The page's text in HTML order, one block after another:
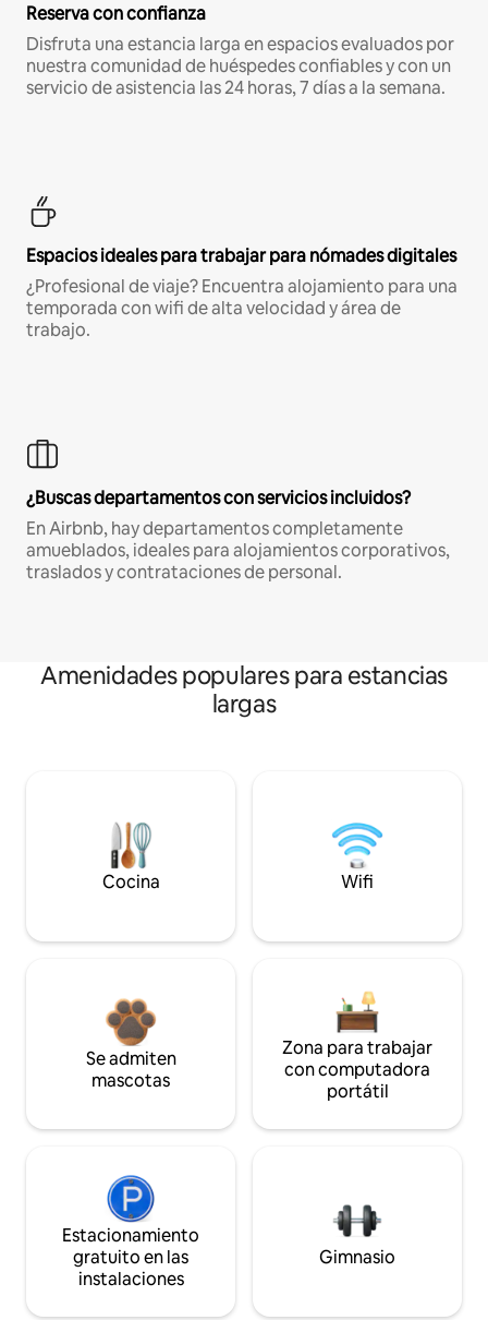
Reserva con confianza
Disfruta una estancia larga en espacios evaluados por
nuestra comunidad de huéspedes confiables y con un
servicio de asistencia las 24 horas, 7 días a la semana.
Espacios ideales para trabajar para nómades digitales
¿Profesional de viaje? Encuentra alojamiento para una
temporada con wifi de alta velocidad y área de
trabajo.
¿Buscas departamentos con servicios incluidos?
En Airbnb, hay departamentos completamente
amueblados, ideales para alojamientos corporativos,
traslados y contrataciones de personal.
Amenidades populares para estancias
largas
Cocina Wifi
Se admiten
mascotas
Zona para trabajar
con computadora
portátil
Estacionamiento
gratuito en las
instalaciones
Gimnasio